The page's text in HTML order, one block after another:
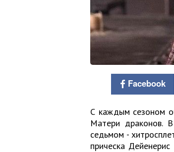
Facebook
С каждым сезоном
Матери драконов.
седьмом -
прическа